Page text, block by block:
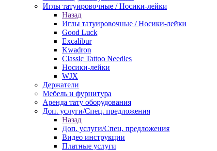
Иглы татуировочные / Носики-лейки
Назад
Иглы татуировочные / Носики-лейки
Good Luck
Excalibur
Kwadron
Classic Tattoo Needles
Носики-лейки
WJX
Держатели
Мебель и фурнитура
Аренда тату оборудования
Доп. услуги/Спец. предложения
Назад
Доп. услуги/Спец. предложения
Видео инструкции
Платные услуги